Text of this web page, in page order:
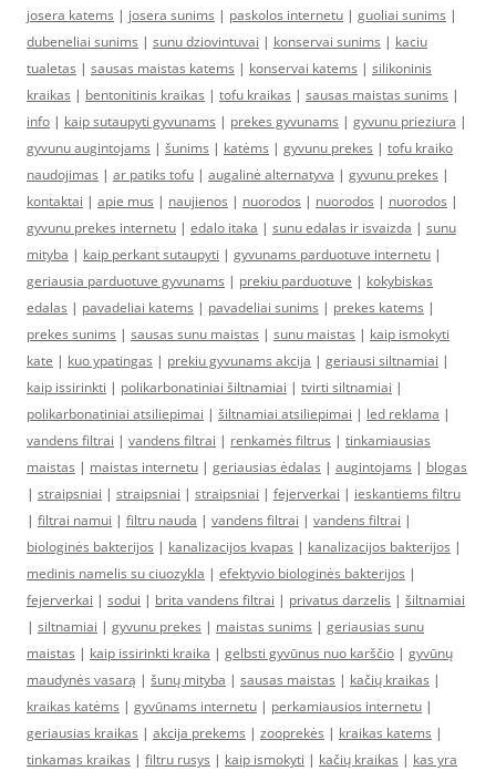
josera katems | josera sunims | paskolos internetu | guoliai sunims |
dubeneliai sunims | sunu dziovintuvai | konservai sunims | kaciu
tualetas | sausas maistas katems | konservai katems | silikoninis
kraikas | bentonitinis kraikas | tofu kraikas | sausas maistas sunims |
info | kaip sutaupyti gyvunams | prekes gyvunams | gyvunu prieziura |
gyvunu augintojams | šunims | katėms | gyvunu prekes | tofu kraiko
naudojimas | ar patiks tofu | augalinė alternatyva | gyvunu prekes |
kontaktai | apie mus | naujienos | nuorodos | nuorodos | nuorodos |
gyvunu prekes internetu | edalo itaka | sunu edalas ir isvaizda | sunu
mityba | kaip perkant sutaupyti | gyvunams parduotuve internetu |
geriausia parduotuve gyvunams | prekiu parduotuve | kokybiskas
edalas | pavadeliai katems | pavadeliai sunims | prekes katems |
prekes sunims | sausas sunu maistas | sunu maistas | kaip ismokyti
kate | kuo ypatingas | prekiu gyvunams akcija | geriausi siltnamiai |
kaip issirinkti | polikarbonatiniai šiltnamiai | tvirti siltnamiai |
polikarbonatiniai atsiliepimai | šiltnamiai atsiliepimai | led reklama |
vandens filtrai | vandens filtrai | renkamės filtrus | tinkamiausias
maistas | maistas internetu | geriausias ėdalas | augintojams | blogas
| straipsniai | straipsniai | straipsniai | fejerverkai | ieskantiems filtru
| filtrai namui | filtru nauda | vandens filtrai | vandens filtrai |
biologinės bakterijos | kanalizacijos kvapas | kanalizacijos bakterijos |
medinis namelis su ciuozykla | efektyvio biologinės bakterijos |
fejerverkai | sodui | brita vandens filtrai | privatus darzelis | šiltnamiai
| siltnamiai | gyvunu prekes | maistas sunims | geriausias sunu
maistas | kaip issirinkti kraika | gelbsti gyvūnus nuo karščio | gyvūnų
maudynės vasarą | šunų mityba | sausas maistas | kačių kraikas |
kraikas katėms | gyvūnams internetu | perkamiausios internetu |
geriausias kraikas | akcija prekems | zooprekės | kraikas katems |
tinkamas kraikas | filtru rusys | kaip ismokyti | kačių kraikas | kas yra